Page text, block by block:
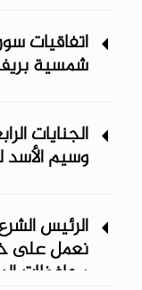
اتفاقيات
شمسية ‏بريف
الجنايات
وسيم الأسد
الرئيس
نعمل على
محافظات